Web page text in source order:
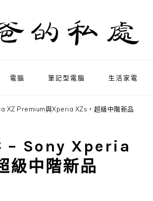
電腦 筆記型電腦 生活家電
XZ Premium與Xperia XZs，超級中階新品
– Sony Xperia
中階新品